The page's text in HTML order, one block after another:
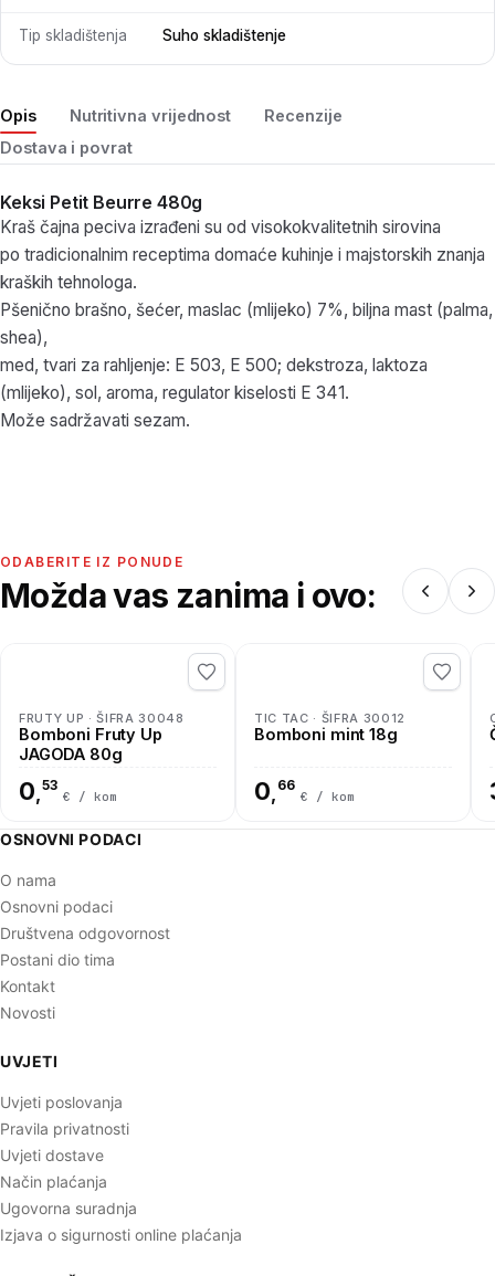
Opis Nutritivna vrijednost
Recenzije
Dostava i povrat
Keksi Petit Beurre 480g
Kraš čajna peciva izrađeni su od visokokvalitetnih sirovina
po tradicionalnim receptima domaće kuhinje i majstorskih znanja
kraških tehnologa.
Pšenično brašno, šećer, maslac (mlijeko) 7%, biljna mast (palma,
shea),
med, tvari za rahljenje: E 503, E 500; dekstroza, laktoza
(mlijeko), sol, aroma, regulator kiselosti E 341.
Može sadržavati sezam.
Tip skladištenja Suho skladištenje
ODABERITE IZ PONUDE
Možda vas zanima i ovo:
FRUTY UP · ŠIFRA 30048
Bomboni Fruty Up
JAGODA 80g
0,53
€ / kom
TIC TAC · ŠIFRA 30012
Bomboni mint 18g
0, 66
€ / kom
OSNOVNI PODACI
O nama
Osnovni podaci
Društvena odgovornost
Postani dio tima
Kontakt
Novosti
UVJETI
Uvjeti poslovanja
Pravila privatnosti
Uvjeti dostave
Način plaćanja
Ugovorna suradnja
Izjava o sigurnosti online plaćanja